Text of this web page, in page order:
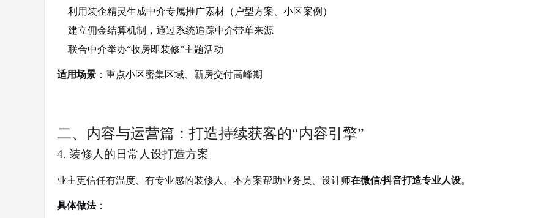
利用装企精灵生成中介专属推广素材（户型方案、小区案例）
建立佣金结算机制，通过系统追踪中介带单来源
联合中介举办“收房即装修”主题活动
适用场景 ：重点小区密集区域、新房交付高峰期
二、内容与运营篇：打造持续获客的“内容引擎”
4. 装修人的日常人设打造方案
业主更信任有温度、有专业感的装修人。本方案帮助业务员、设计师在微信/抖音打造专业人设。
具体做法：